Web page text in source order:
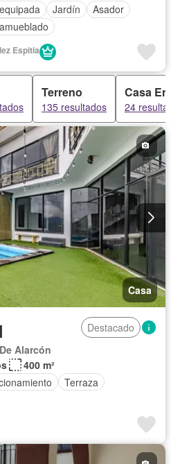
Jardín
Asador
Espitia
Terreno
135 resultados
Casa
24
Casa
Destacado
Alarcón
400 m²
Terraza